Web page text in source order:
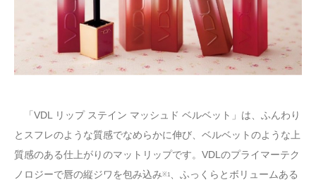
「VDL リップ ステイン マッシュド ベルベット」は、ふんわり
とスフレのような質感でなめらかに伸び、ベルベットのような上
質感のある仕上がりのマットリップです。VDLのプライマーテク
ノロジーで唇の縦ジワを包み込み※1 、ふっくらとボリュームある